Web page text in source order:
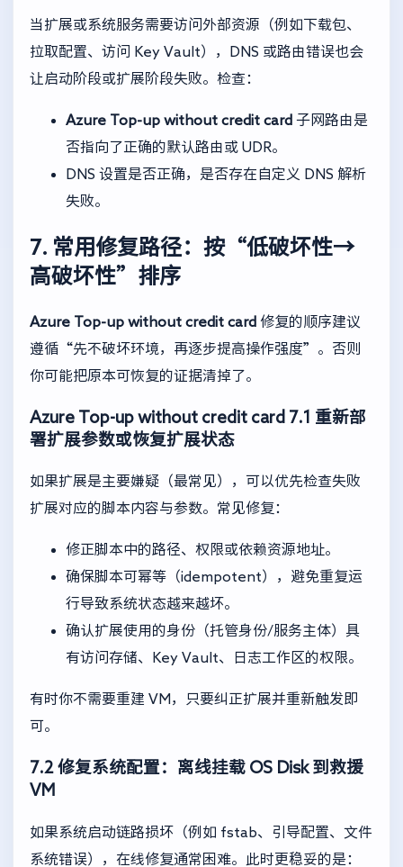
当扩展或系统服务需要访问外部资源（例如下载包、
拉取配置、访问 Key Vault），DNS 或路由错误也会
让启动阶段或扩展阶段失败。检查：
Azure Top-up without credit card 子网路由是
否指向了正确的默认路由或 UDR。
DNS 设置是否正确，是否存在自定义 DNS 解析
失败。
7. 常用修复路径：按“低破坏性→
高破坏性”排序
Azure Top-up without credit card 修复的顺序建议
遵循“先不破坏环境，再逐步提高操作强度”。否则
你可能把原本可恢复的证据清掉了。
Azure Top-up without credit card 7.1 重新部
署扩展参数或恢复扩展状态
如果扩展是主要嫌疑（最常见），可以优先检查失败
扩展对应的脚本内容与参数。常见修复：
修正脚本中的路径、权限或依赖资源地址。
确保脚本可幂等（idempotent），避免重复运
行导致系统状态越来越坏。
确认扩展使用的身份（托管身份/服务主体）具
有访问存储、Key Vault、日志工作区的权限。
有时你不需要重建 VM，只要纠正扩展并重新触发即
可。
7.2 修复系统配置：离线挂载 OS Disk 到救援
VM
如果系统启动链路损坏（例如 fstab、引导配置、文件
系统错误），在线修复通常困难。此时更稳妥的是：